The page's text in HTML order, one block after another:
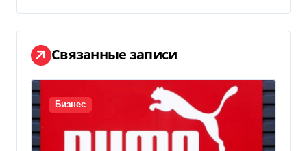
г
а
ц
и
Связанные записи
Бизнес